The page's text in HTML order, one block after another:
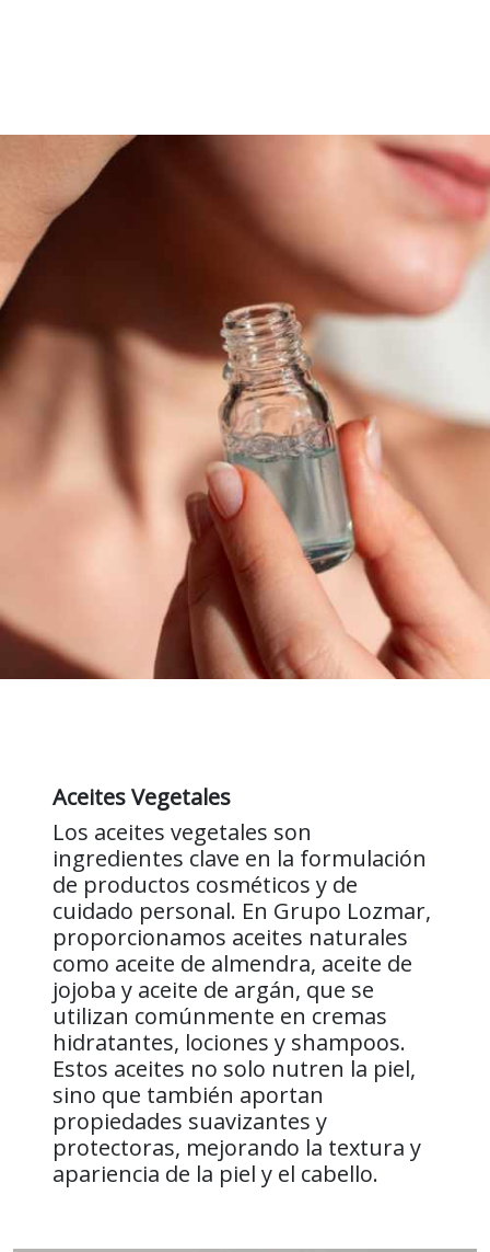
Aceites Vegetales
Los aceites vegetales son
ingredientes clave en la formulación
de productos cosméticos y de
cuidado personal. En Grupo Lozmar,
proporcionamos aceites naturales
como aceite de almendra, aceite de
jojoba y aceite de argán, que se
utilizan comúnmente en cremas
hidratantes, lociones y shampoos.
Estos aceites no solo nutren la piel,
sino que también aportan
propiedades suavizantes y
protectoras, mejorando la textura y
apariencia de la piel y el cabello.